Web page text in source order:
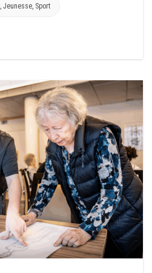
, Jeunesse, Sport